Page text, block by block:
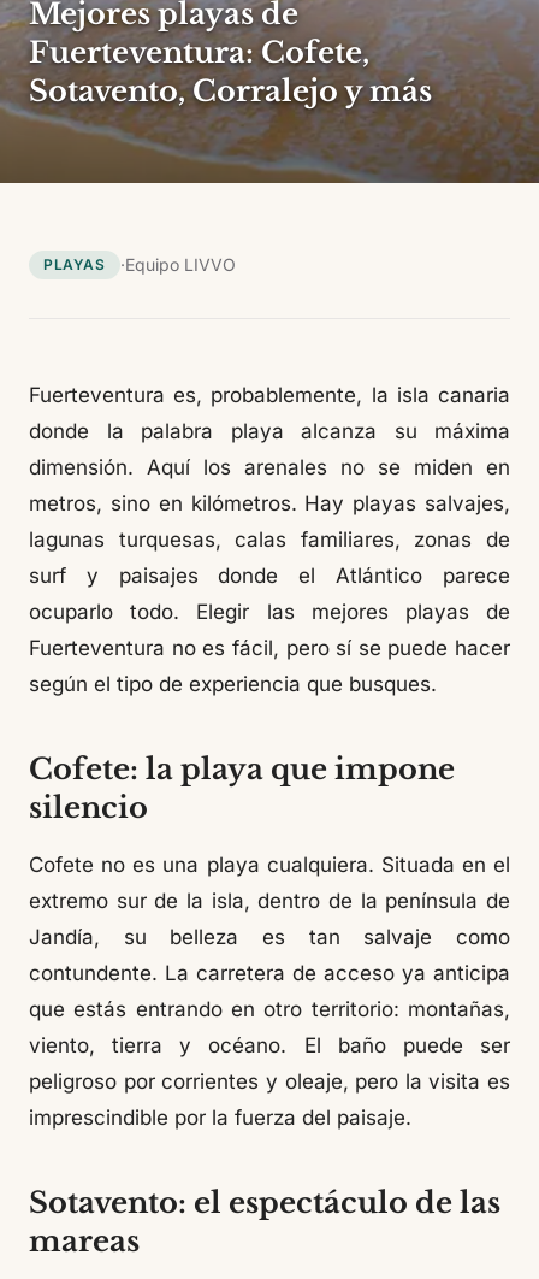
Mejores playas de
Fuerteventura: Cofete,
Sotavento, Corralejo y más
PLAYAS ·Equipo LIVVO
Fuerteventura es, probablemente, la isla canaria
donde la palabra playa alcanza su máxima
dimensión. Aquí los arenales no se miden en
metros, sino en kilómetros. Hay playas salvajes,
lagunas turquesas, calas familiares, zonas de
surf y paisajes donde el Atlántico parece
ocuparlo todo. Elegir las mejores playas de
Fuerteventura no es fácil, pero sí se puede hacer
según el tipo de experiencia que busques.
Cofete: la playa que impone
silencio
Cofete no es una playa cualquiera. Situada en el
extremo sur de la isla, dentro de la península de
Jandía, su belleza es tan salvaje como
contundente. La carretera de acceso ya anticipa
que estás entrando en otro territorio: montañas,
viento, tierra y océano. El baño puede ser
peligroso por corrientes y oleaje, pero la visita es
imprescindible por la fuerza del paisaje.
Sotavento: el espectáculo de las
mareas